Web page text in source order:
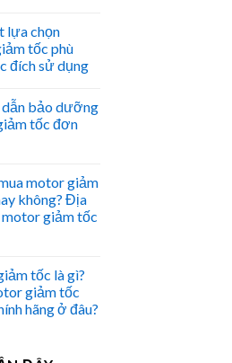
lựa chọn
tốc phù
đích sử dụng
bảo dưỡng
tốc đơn
motor giảm
không? Địa
motor giảm tốc
tốc là gì?
giảm tốc
hãng ở đâu?